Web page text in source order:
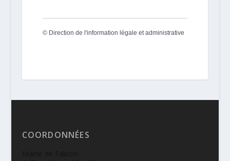
© Direction de l'information légale et administrative
COORDONNÉES